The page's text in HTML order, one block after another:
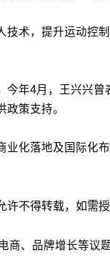
技术，提升运动控
今年4月，王兴兴
策支持。
业化落地及国际化
许不得转载，如需
商、品牌增长等议